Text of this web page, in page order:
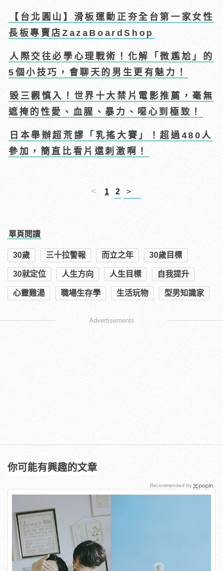
【台北圓山】滑板運動正夯全台第一家女性
長板專賣店ZazaBoardShop
人際交往必學心理戰術！化解「微尷尬」的
5個小技巧，會聊天的男生更有魅力！
毀三觀慎入！世界十大禁片電影推薦，毫無
遮掩的性愛、血腥、暴力、噁心到極致！
日本舉辦超荒謬「乳搖大賽」！超過480人
參加，簡直比看片還刺激啊！
< 1 2 >
單頁閱讀
30歲 三十拉警報 而立之年 30歲目標
30就定位 人生方向 人生目標 自我提升
心靈雞湯 職場生存學 生活玩物 型男知識家
Advertisements
你可能有興趣的文章
Recommended by